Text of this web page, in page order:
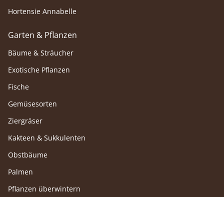
Hortensie Annabelle
Garten & Pflanzen
Bäume & Sträucher
Exotische Pflanzen
Fische
Gemüsesorten
Ziergräser
Kakteen & Sukkulenten
Obstbäume
Palmen
Pflanzen überwintern